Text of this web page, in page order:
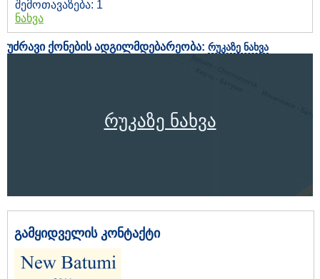
შემოთავაზება: 1
ნახვა
უძრავი ქონების ადგილმდებარეობა: რუკაზე ნახვა
რუკაზე ნახვა
გამყიდველის კონტაქტი